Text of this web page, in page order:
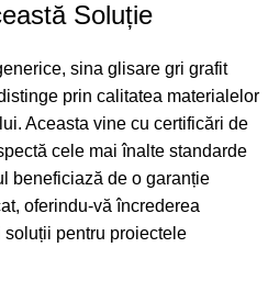
Soluție
sina glisare gri grafit
prin calitatea materialelor
Aceasta vine cu certificări de
cele mai înalte standarde
beneficiază de o garanție
oferindu-vă încrederea
pentru proiectele